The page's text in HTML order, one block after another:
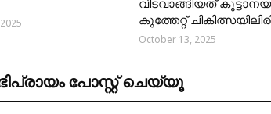
വിടവാങ്ങിയത്
കുത്തേറ്റ്
October 13, 2025
പോസ്റ്റ് ചെയ്യൂ